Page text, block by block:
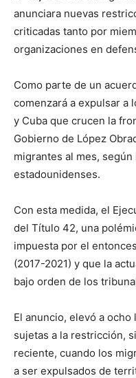
anunciara nuevas
criticadas tanto por
organizaciones en
Como parte de un
comenzará a expulsar a
y Cuba que crucen la
Gobierno de López
migrantes al mes,
estadounidenses.
Con esta medida, el
del Título 42, una
impuesta por el
(2017-2021) y que la
bajo orden de los
El anuncio, elevó a
sujetas a la restricción,
reciente, cuando los
a ser expulsados de